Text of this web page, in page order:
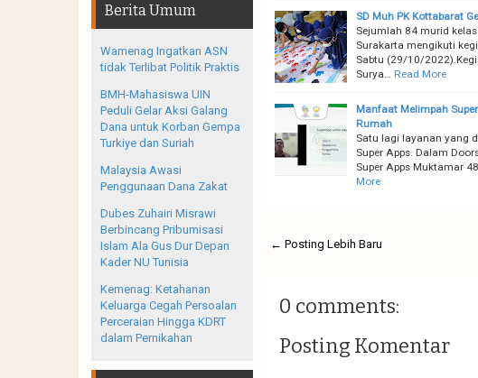
SD Muh PK Kottabarat
Sejumlah 84 murid
Surakarta mengikuti
Sabtu (29/10/
Surya…
Read More
Manfaat Melimpah
Rumah
Satu lagi layanan yang
Super Apps. Dalam
Super Apps Muktamar
More
← Posting Lebih Baru
0 comments:
Posting Komentar
Berita Umum
Wamenag Ingatkan ASN
tidak Terlibat Politik Praktis
BMH-Mahasiswa UIN
Peduli Gelar Aksi Galang
Dana untuk Korban Gempa
Turkiye dan Suriah
Malaysia Awasi
Penggunaan Dana Zakat
Dubes Zuhairi Misrawi
Berbincang Pribumisasi
Islam Ala Gus Dur Depan
Kader NU Tunisia
Kemenag: Ketahanan
Keluarga Cegah Persoalan
Perceraian Hingga KDRT
dalam Pernikahan